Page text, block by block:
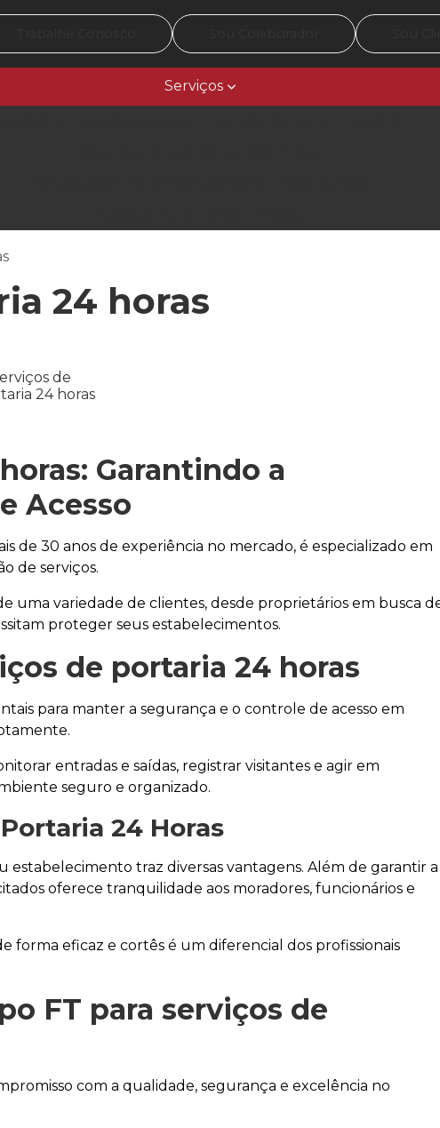
Serviços
24 horas
: Garantindo a
Acesso
de 30 anos de experiência no mercado, é especializado em
de serviços.
uma variedade de clientes, desde proprietários em busca
proteger seus estabelecimentos.
de portaria 24 horas
para manter a segurança e o controle de acesso em
entradas e saídas, registrar visitantes e agir em
seguro e organizado.
24 Horas
traz diversas vantagens. Além de garantir a
oferece tranquilidade aos moradores, funcionários e
forma eficaz e cortês é um diferencial dos profissionais
FT para serviços de
com a qualidade, segurança e excelência no